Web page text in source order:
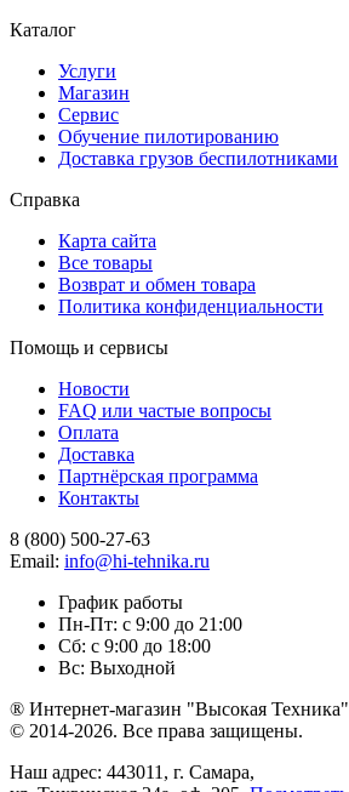
Каталог
Услуги
Магазин
Сервис
Обучение пилотированию
Доставка грузов беспилотниками
Справка
Карта сайта
Все товары
Возврат и обмен товара
Политика конфиденциальности
Помощь и сервисы
Новости
FAQ или частые вопросы
Оплата
Доставка
Партнёрская программа
Контакты
8 (800) 500-27-63
Email: info@hi-tehnika.ru
График работы
Пн-Пт: с 9:00 до 21:00
Сб: с 9:00 до 18:00
Вс: Выходной
® Интернет-магазин "Высокая Техника"
© 2014-2026. Все права защищены.
Наш адрес: 443011, г. Самара,